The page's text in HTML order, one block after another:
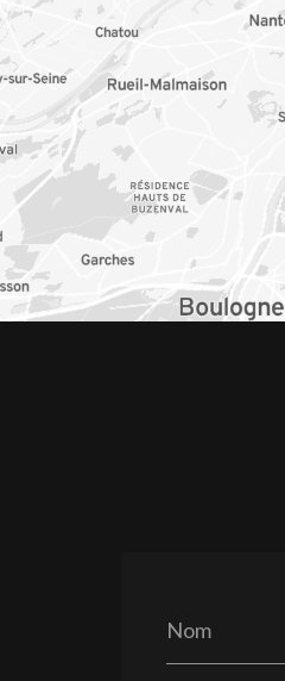
Nom